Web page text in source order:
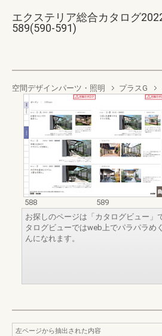
エクステリア総合カタログ
589(590-591)
空間デザインパーツ・照明 プラスG
588
589
お探しのページは「カタログビュー」
タログビューではweb上でパラパラめ
んになれます。
左ページから抽出された内容